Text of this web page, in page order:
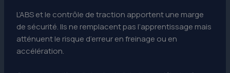
L’ABS et le contrôle de traction apportent une marge
de sécurité. Ils ne remplacent pas l’apprentissage mais
atténuent le risque d’erreur en freinage ou en
accélération.